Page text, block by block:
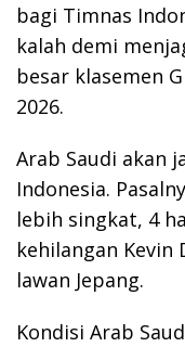
bagi Timnas
kalah demi
besar klasemen
2026.
Arab Saudi akan
Indonesia.
lebih singkat, 4
kehilangan Kevin
lawan Jepang.
Kondisi Arab